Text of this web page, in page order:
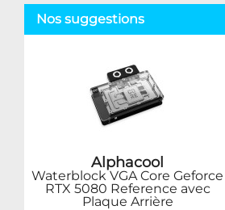
Nos suggestions
Alphacool
Waterblock VGA Core Geforce
RTX 5080 Reference avec
Plaque Arrière